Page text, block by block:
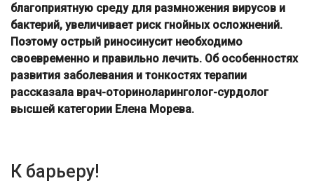
благоприятную среду для размножения вирусов и
бактерий, увеличивает риск гнойных осложнений.
Поэтому острый риносинусит необходимо
своевременно и правильно лечить. Об особенностях
развития заболевания и тонкостях терапии
рассказала врач-оториноларинголог-сурдолог
высшей категории Елена Морева.
К барьеру!